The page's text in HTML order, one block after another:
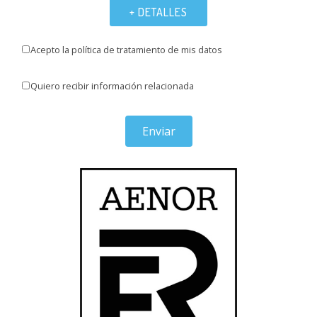
+ DETALLES
Acepto la política de tratamiento de mis datos
Quiero recibir información relacionada
Enviar